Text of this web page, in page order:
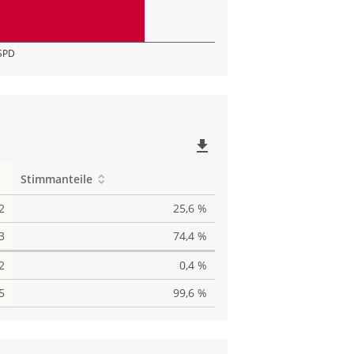
file_download
Stimmanteile
25,6 %
74,4 %
2
0,4 %
99,6 %